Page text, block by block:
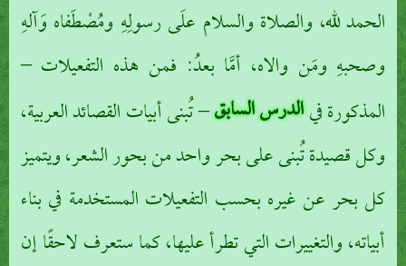
الحمد لله، والصلاة والسلام علَى رسولِهِ ومُصْطَفاه وَآلهِ
وصحبهِ ومَن والاه، أمَّا بعدُ: فمن هذه التفعيلات –
المذكورة فيالدرس السابق– تُبنى أبيات القصائد العربية،
وكل قصيدة تُبنى على بحر واحد من بحور الشعر، ويتميز
كل بحر عن غيره بحسب التفعيلات المستخدمة في بناء
أبياته، والتغييرات التي تطرأ عليها، كما ستعرف لاحقًا إن